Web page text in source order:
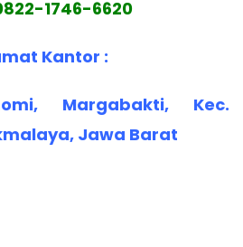
1746-6620
Kantor :
Margabakti, Kec.
Jawa Barat